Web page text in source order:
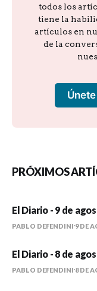
todos los
tiene la
artículos en
de la
PRÓXIMOS
El Diario - 9 de
PABLO DEFENDINI 9 DE
El Diario - 8 de
PABLO DEFENDINI 8 DE